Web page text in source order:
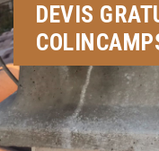
DEVIS